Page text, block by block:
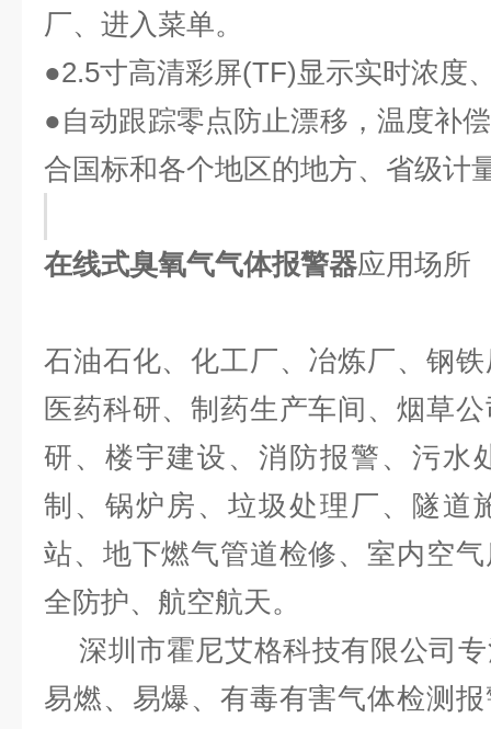
厂、进入菜单。
●2.5寸高清彩屏(TF)显示实时浓度
●自动跟踪零点防止漂移，温度补
合国标和各个地区的地方、省级计
在线式臭氧气气体报警器应用场所
石油石化、化工厂、冶炼厂、钢
医药科研、制药生产车间、烟草
研、楼宇建设、消防报警、污水
制、锅炉房、垃圾处理厂、隧道
站、地下燃气管道检修、室内空
全防护、航空航天。
深圳市霍尼艾格科技有限公司
易燃、易爆、有毒有害气体检测